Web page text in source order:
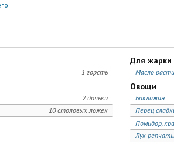
1 горсть
Для жарки
Масло
2 дольки
10 столовых ложек
Овощи
Баклажан
Перец
Помидор,
Лук